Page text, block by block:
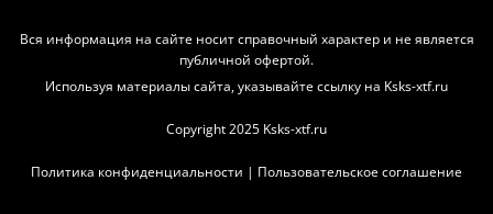
Вся информация на сайте носит справочный характер и не является
публичной офертой.
Используя материалы сайта, указывайте ссылку на Ksks-xtf.ru
Copyright 2025 Ksks-xtf.ru
Политика конфиденциальности | Пользовательское соглашение